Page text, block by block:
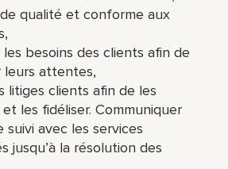
qualité et conforme aux
besoins des clients afin de
leurs attentes,
litiges clients afin de les
les fidéliser. Communiquer
suivi avec les services
jusqu’à la résolution des